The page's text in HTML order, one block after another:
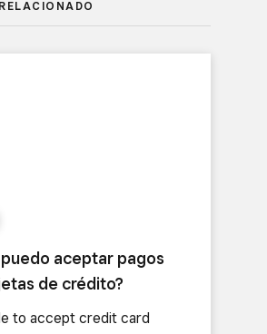
aceptar pagos
de crédito?
to accept credit card